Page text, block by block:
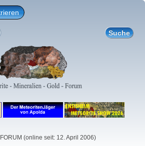
(online seit: 12. April 2006)